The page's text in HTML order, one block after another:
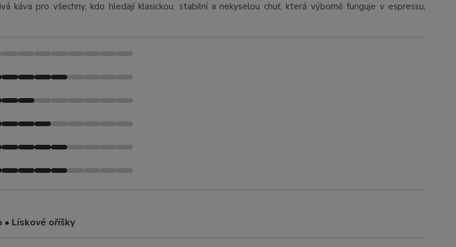
káva pro všechny, kdo hledají klasickou, stabilní a nekyselou chuť, která výborně funguje v espressu,
• Lískové oříšky